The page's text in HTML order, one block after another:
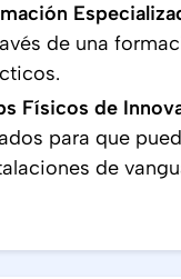
de una
Físicos de
para que
de